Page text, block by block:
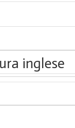
inglese